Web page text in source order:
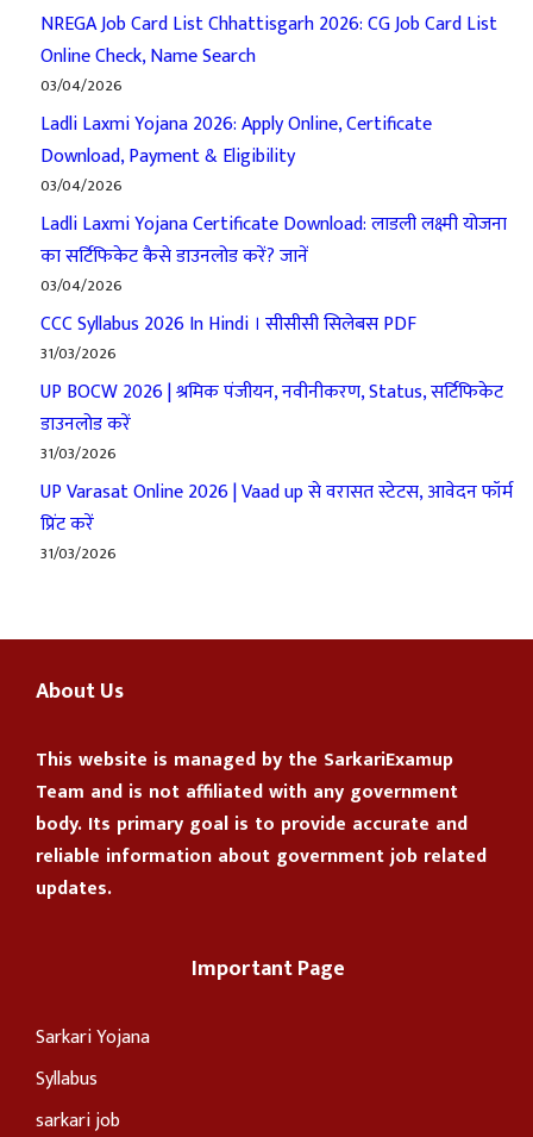
NREGA Job Card List Chhattisgarh 2026: CG Job Card List
Online Check, Name Search
03/04/2026
Ladli Laxmi Yojana 2026: Apply Online, Certificate
Download, Payment & Eligibility
03/04/2026
Ladli Laxmi Yojana Certificate Download: लाडली लक्ष्मी योजना
का सर्टिफिकेट कैसे डाउनलोड करें? जानें
03/04/2026
CCC Syllabus 2026 In Hindi । सीसीसी सिलेबस PDF
31/03/2026
UP BOCW 2026 | श्रमिक पंजीयन, नवीनीकरण, Status, सर्टिफिकेट
डाउनलोड करें
31/03/2026
UP Varasat Online 2026 | Vaad up से वरासत स्टेटस, आवेदन फॉर्म
प्रिंट करें
31/03/2026
About Us
This website is managed by the SarkariExamup
Team and is not affiliated with any government
body. Its primary goal is to provide accurate and
reliable information about government job related
updates.
Important Page
Sarkari Yojana
Syllabus
sarkari job